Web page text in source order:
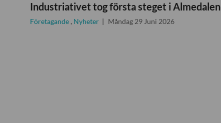
Industriativet tog första steget i Almedalen
Företagande , Nyheter Måndag 29 Juni 2026